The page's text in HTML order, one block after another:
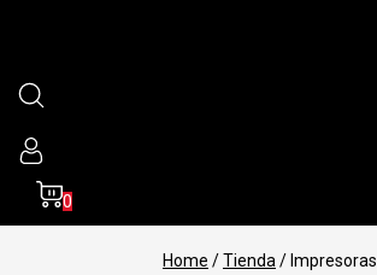
0
Home /Tienda / Impresoras